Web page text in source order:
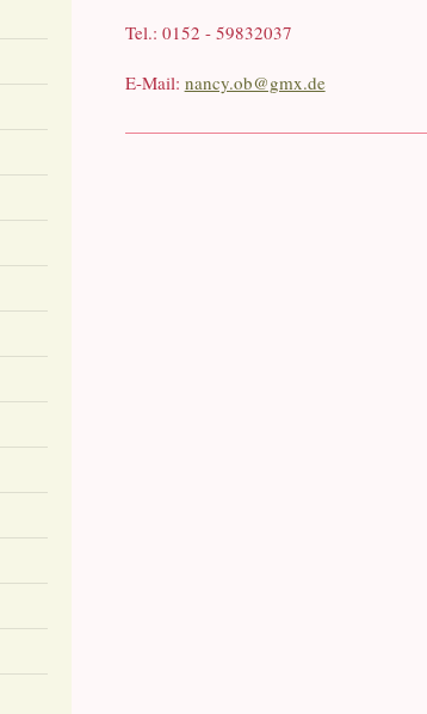
Tel.: 0152 - 59832037
E-Mail: nancy.ob@gmx.de